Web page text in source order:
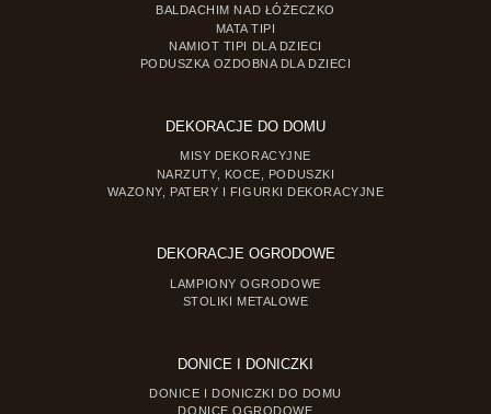
BALDACHIM NAD ŁÓŻECZKO
MATA TIPI
NAMIOT TIPI DLA DZIECI
PODUSZKA OZDOBNA DLA DZIECI
DEKORACJE DO DOMU
MISY DEKORACYJNE
NARZUTY, KOCE, PODUSZKI
WAZONY, PATERY I FIGURKI DEKORACYJNE
DEKORACJE OGRODOWE
LAMPIONY OGRODOWE
STOLIKI METALOWE
DONICE I DONICZKI
DONICE I DONICZKI DO DOMU
DONICE OGRODOWE